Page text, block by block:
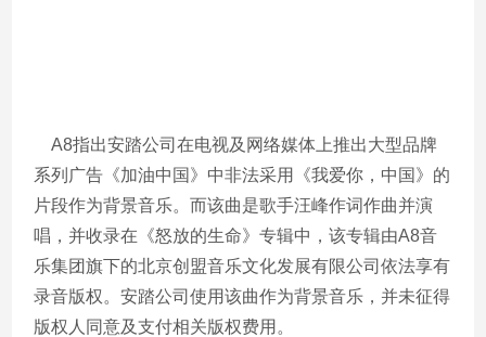
A8指出安踏公司在电视及网络媒体上推出大型品牌
系列广告《加油中国》中非法采用《我爱你，中国》的
片段作为背景音乐。而该曲是歌手汪峰作词作曲并演
唱，并收录在《怒放的生命》专辑中，该专辑由A8音
乐集团旗下的北京创盟音乐文化发展有限公司依法享有
录音版权。安踏公司使用该曲作为背景音乐，并未征得
版权人同意及支付相关版权费用。